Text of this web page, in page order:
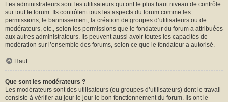
Les administrateurs sont les utilisateurs qui ont le plus haut niveau de contrôle
sur tout le forum. Ils contrôlent tous les aspects du forum comme les
permissions, le bannissement, la création de groupes d’utilisateurs ou de
modérateurs, etc., selon les permissions que le fondateur du forum a attribuées
aux autres administrateurs. Ils peuvent aussi avoir toutes les capacités de
modération sur l’ensemble des forums, selon ce que le fondateur a autorisé.
Haut
Que sont les modérateurs ?
Les modérateurs sont des utilisateurs (ou groupes d’utilisateurs) dont le travail
consiste à vérifier au jour le jour le bon fonctionnement du forum. Ils ont le